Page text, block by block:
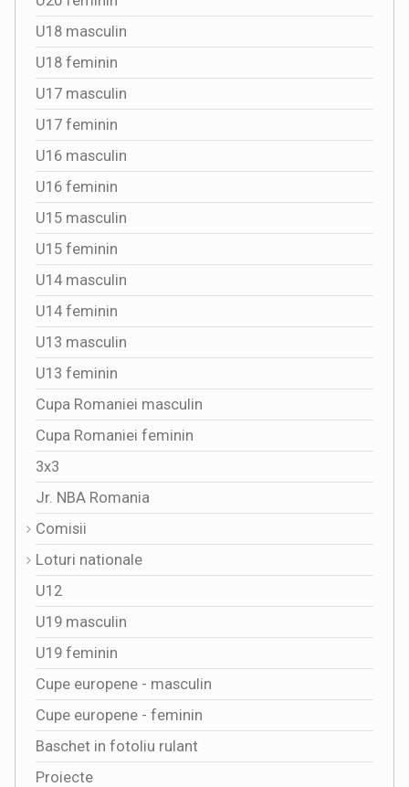
U18 masculin
U18 feminin
U17 masculin
U17 feminin
U16 masculin
U16 feminin
U15 masculin
U15 feminin
U14 masculin
U14 feminin
U13 masculin
U13 feminin
Cupa Romaniei masculin
Cupa Romaniei feminin
3x3
Jr. NBA Romania
Comisii
Loturi nationale
U12
U19 masculin
U19 feminin
Cupe europene - masculin
Cupe europene - feminin
Baschet in fotoliu rulant
Proiecte